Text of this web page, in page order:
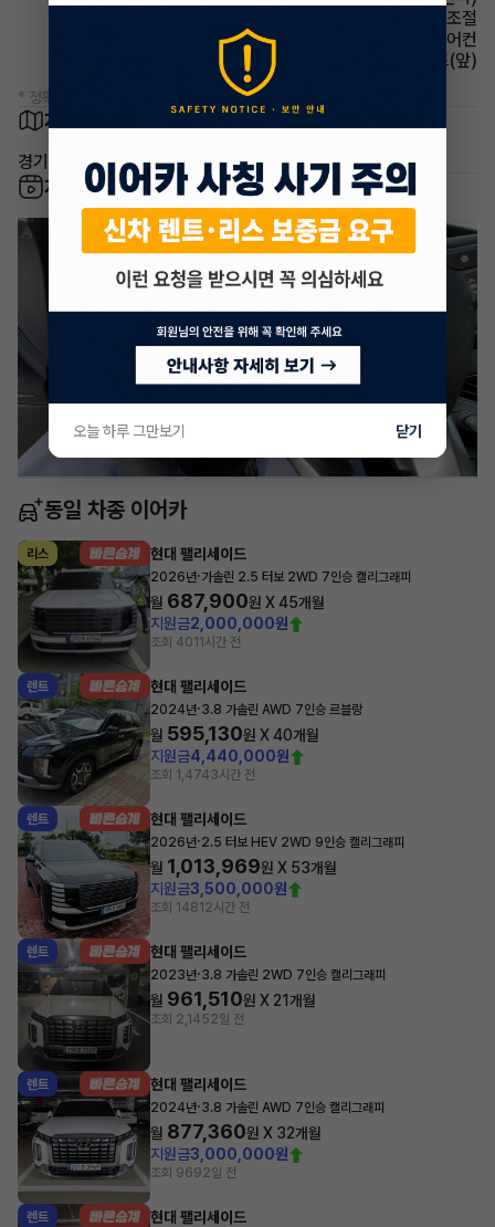
사이드미러 후진각도조절
에어컨 풀오토에어컨
시트 열선시트(앞)
* 정확한 정보는 판매자와 반드시 확인하시기 바랍니다.
차량 위치
경기 화성시
차량 영상
동일 차종 이어카
리스 현대 팰리세이드
2026년·가솔린 2.5 터보 2WD 7인승 캘리그래피
월 687,900원 X45개월
지원금2,000,000원
조회 401 1시간 전
렌트 현대 팰리세이드
2024년·3.8 가솔린 AWD 7인승 르블랑
월 595,130원 X40개월
지원금4,440,000원
조회 1,4743시간 전
렌트 현대 팰리세이드
2026년·2.5 터보 HEV 2WD 9인승 캘리그래피
월 1,013,969원 X 53개월
지원금3,500,000원
조회 14812시간 전
렌트 현대 팰리세이드
2023년·3.8 가솔린 2WD 7인승 캘리그래피
월 961,510원 X 21개월
조회 2,1452일 전
렌트 현대 팰리세이드
2024년·3.8 가솔린 AWD 7인승 캘리그래피
월 877,360원 X 32개월
지원금3,000,000원
조회 9692일 전
렌트 현대 팰리세이드
오늘 하루 그만보기 닫기